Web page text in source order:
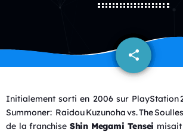
share
email
Initialement sorti en 2006 sur PlayStation
Summoner: Raidou Kuzunoha vs. The
de la franchise Shin Megami Tensei misait